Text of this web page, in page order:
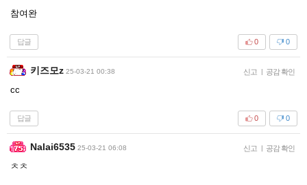
참여완
답글 0
0
키즈모z 25-03-21 00:38 신고 | 공감 확인
cc
답글 0
0
Nalai6535 25-03-21 06:08 신고 | 공감 확인
ㅊㅊ